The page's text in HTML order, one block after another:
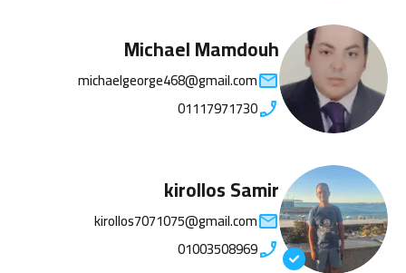
Michael Mamdouh
michaelgeorge468@gmail.com
01117971730
kirollos Samir
kirollos7071075@gmail.com
01003508969